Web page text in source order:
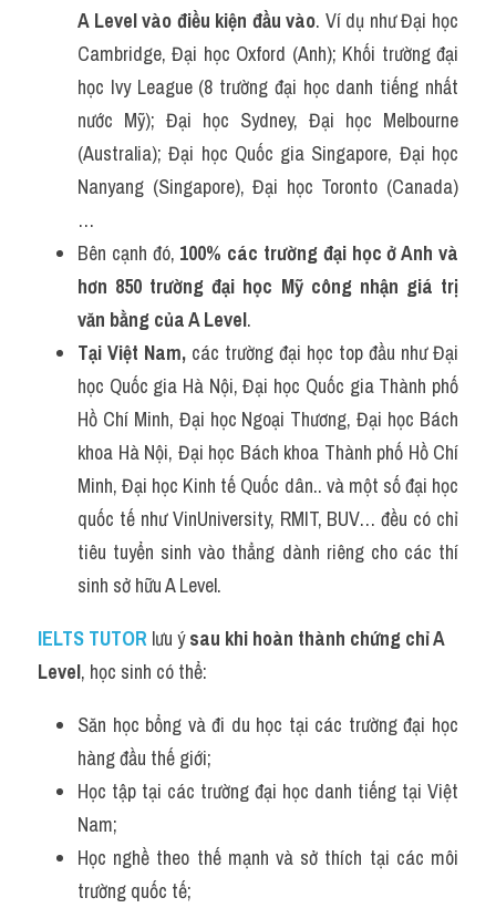
A Level vào điều kiện đầu vào. Ví dụ như Đại học
Cambridge, Đại học Oxford (Anh); Khối trường đại
học Ivy League (8 trường đại học danh tiếng nhất
nước Mỹ); Đại học Sydney, Đại học Melbourne
(Australia); Đại học Quốc gia Singapore, Đại học
Nanyang (Singapore), Đại học Toronto (Canada)
…
Bên cạnh đó, 100% các trường đại học ở Anh và
hơn 850 trường đại học Mỹ công nhận giá trị
văn bằng của A Level.
Tại Việt Nam, các trường đại học top đầu như Đại
học Quốc gia Hà Nội, Đại học Quốc gia Thành phố
Hồ Chí Minh, Đại học Ngoại Thương, Đại học Bách
khoa Hà Nội, Đại học Bách khoa Thành phố Hồ Chí
Minh, Đại học Kinh tế Quốc dân.. và một số đại học
quốc tế như VinUniversity, RMIT, BUV… đều có chỉ
tiêu tuyển sinh vào thẳng dành riêng cho các thí
sinh sở hữu A Level.
IELTS TUTOR lưu ý sau khi hoàn thành chứng chỉ A
Level, học sinh có thể:
Săn học bổng và đi du học tại các trường đại học
hàng đầu thế giới;
Học tập tại các trường đại học danh tiếng tại Việt
Nam;
Học nghề theo thế mạnh và sở thích tại các môi
trường quốc tế;